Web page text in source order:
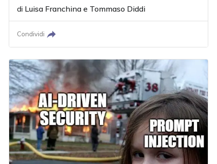
di Luisa Franchina e Tommaso Diddi
Condividi